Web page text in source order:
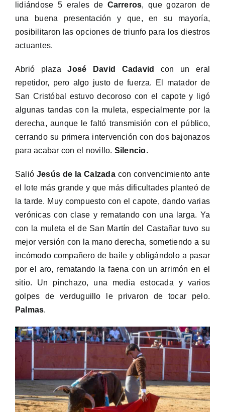
lidiándose 5 erales de Carreros, que gozaron de
una buena presentación y que, en su mayoría,
posibilitaron las opciones de triunfo para los diestros
actuantes.
Abrió plazaJosé David Cadavid
con un eral
repetidor, pero algo justo de fuerza. El matador de
San Cristóbal estuvo decoroso con el capote y ligó
algunas tandas con la muleta, especialmente por la
derecha, aunque le faltó transmisión con el público,
cerrando su primera intervención con dos bajonazos
para acabar con el novillo. Silencio.
Salió Jesús de la Calzadacon convencimiento ante
el lote más grande y que más dificultades planteó de
la tarde. Muy compuesto con el capote, dando varias
verónicas con clase y rematando con una larga. Ya
con la muleta el de San Martín del Castañar tuvo su
mejor versión con la mano derecha, sometiendo a su
incómodo compañero de baile y obligándolo a pasar
por el aro, rematando la faena con un arrimón en el
sitio. Un pinchazo, una media estocada y varios
golpes de verduguillo le privaron de tocar pelo.
Palmas.